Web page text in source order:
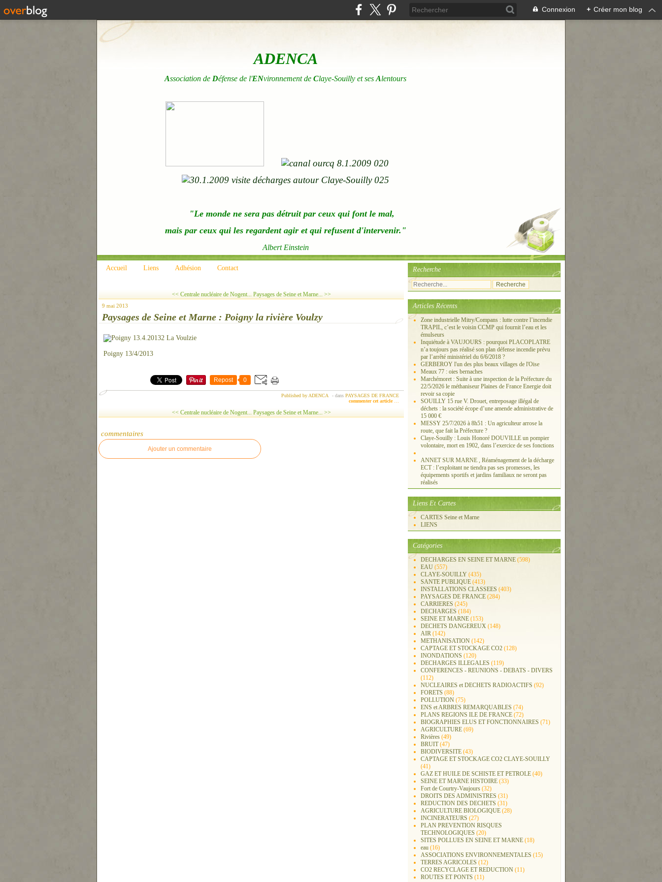
Connexion + Créer mon blog
ADENCA
Association de Défense de l'ENvironnement de Claye-Souilly et ses Alentours
"Le monde ne sera pas détruit par ceux qui font le mal,
mais par ceux qui les regardent agir et qui refusent d'intervenir."
Albert Einstein
Accueil Liens Adhésion Contact
<< Centrale nucléaire de Nogent... Paysages de Seine et Marne... >>
9 mai 2013
Paysages de Seine et Marne : Poigny la rivière Voulzy
Poigny 13/4/2013
Repost 0
Published by ADENCA - dans PAYSAGES DE FRANCE
commenter cet article
<< Centrale nucléaire de Nogent... Paysages de Seine et Marne... >>
commentaires
Ajouter un commentaire
Recherche
Articles Récents
Zone industrielle Mitry/Compans : lutte contre l’incendie
TRAPIL, c’est le voisin CCMP qui fournit l’eau et les
émulseurs
Inquiétude à VAUJOURS : pourquoi PLACOPLATRE
n’a toujours pas réalisé son plan défense incendie prévu
par l’arrêté ministériel du 6/6/2018 ?
GERBEROY l'un des plus beaux villages de l'Oise
Meaux 77 : oies bernaches
Marchémoret : Suite à une inspection de la Préfecture du
22/5/2026 le méthaniseur Plaines de France Energie doit
revoir sa copie
SOUILLY 15 rue V. Drouet, entreposage illégal de
déchets : la société écope d’une amende administrative de
15 000 €
MESSY 25/7/2026 à 8h51 : Un agriculteur arrose la
route, que fait la Préfecture ?
Claye-Souilly : Louis Honoré DOUVILLE un pompier
volontaire, mort en 1902, dans l’exercice de ses fonctions
ANNET SUR MARNE , Réaménagement de la décharge
ECT : l’exploitant ne tiendra pas ses promesses, les
équipements sportifs et jardins familiaux ne seront pas
réalisés
Liens Et Cartes
CARTES Seine et Marne
LIENS
Catégories
DECHARGES EN SEINE ET MARNE (598)
EAU (557)
CLAYE-SOUILLY (435)
SANTE PUBLIQUE (413)
INSTALLATIONS CLASSEES (403)
PAYSAGES DE FRANCE (284)
CARRIERES (245)
DECHARGES (184)
SEINE ET MARNE (153)
DECHETS DANGEREUX (148)
AIR (142)
METHANISATION (142)
CAPTAGE ET STOCKAGE CO2 (128)
INONDATIONS (120)
DECHARGES ILLEGALES (119)
CONFERENCES - REUNIONS - DEBATS - DIVERS
(112)
NUCLEAIRES et DECHETS RADIOACTIFS (92)
FORETS (88)
POLLUTION (75)
ENS et ARBRES REMARQUABLES (74)
PLANS REGIONS ILE DE FRANCE (72)
BIOGRAPHIES ELUS ET FONCTIONNAIRES (71)
AGRICULTURE (69)
Rivières (49)
BRUIT(47)
BIODIVERSITE (43)
CAPTAGE ET STOCKAGE CO2 CLAYE-SOUILLY
(41)
GAZ ET HUILE DE SCHISTE ET PETROLE (40)
SEINE ET MARNE HISTOIRE (33)
Fort de Courtry-Vaujours (32)
DROITS DES ADMINISTRES (31)
REDUCTION DES DECHETS (31)
AGRICULTURE BIOLOGIQUE (28)
INCINERATEURS (27)
PLAN PREVENTION RISQUES
TECHNOLOGIQUES (20)
SITES POLLUES EN SEINE ET MARNE (18)
eau (16)
ASSOCIATIONS ENVIRONNEMENTALES (15)
TERRES AGRICOLES (12)
CO2 RECYCLAGE ET REDUCTION (11)
ROUTES ET PONTS (11)